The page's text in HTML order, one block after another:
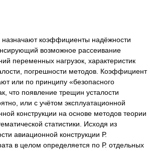
назначают коэффициенты надёжности
возможное рассеивание
переменных нагрузок, характеристик
погрешности методов. Коэффициент
или по принципу «безопасного
что появление трещин усталости
или с учётом эксплуатационной
конструкции на основе методов теории
статистики. Исходя из
авиационной конструкции Р.
в целом определяется по Р. отдельных